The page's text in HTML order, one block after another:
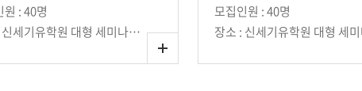
원 : 40명
장소 : 신세기유학원 대형 세미나실 (강남역 10번 출구에서 단 1분 거리)
모집인원 : 40명